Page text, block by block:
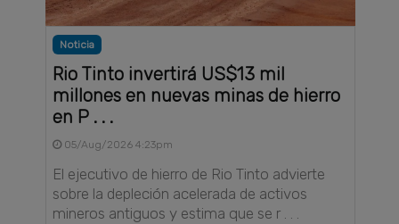
Noticia
Rio Tinto invertirá US$13 mil
millones en nuevas minas de hierro
en P . . .
05/Aug/2026 4:23pm
El ejecutivo de hierro de Rio Tinto advierte
sobre la depleción acelerada de activos
mineros antiguos y estima que se r . . .